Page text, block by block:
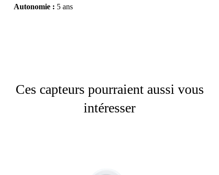
Autonomie : 5 ans
Ces capteurs pourraient aussi vous
intéresser